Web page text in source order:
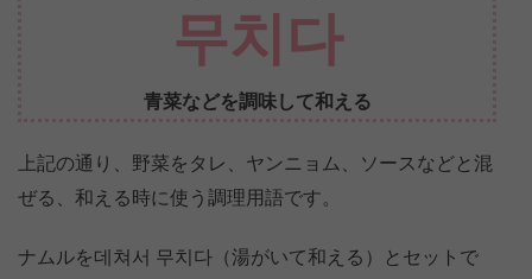
무치다
青菜などを調味して和える
上記の通り、野菜をタレ、ヤンニョム、ソースなどと混
ぜる、和える時に使う調理用語です。
ナムルを데쳐서 무치다（湯がいて和える）とセットで